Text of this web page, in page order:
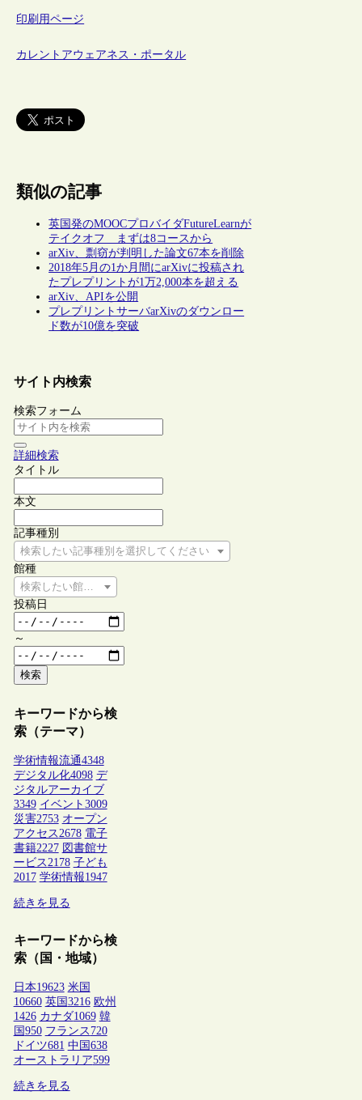
印刷用ページ
カレントアウェアネス・ポータル
類似の記事
英国発のMOOCプロバイダFutureLearnが
テイクオフ まずは8コースから
arXiv、剽窃が判明した論文67本を削除
2018年5月の1か月間にarXivに投稿され
たプレプリントが1万2,000本を超える
arXiv、APIを公開
プレプリントサーバarXivのダウンロー
ド数が10億を突破
サイト内検索
検索フォーム
詳細検索
タイトル
本文
記事種別
検索したい記事種別を選択してください
館種
検索したい館種を選択してください
投稿日
～
検索
キーワードから検
索（テーマ）
学術情報流通4348
デジタル化4098 デ
ジタルアーカイブ
3349 イベント 3009
災害2753 オープン
アクセス2678 電子
書籍2227 図書館サ
ービス2178 子ども
2017 学術情報1947
続きを見る
キーワードから検
索（国・地域）
日本19623 米国
10660 英国 3216 欧州
1426 カナダ1069 韓
国 950 フランス 720
ドイツ681 中国 638
オーストラリア599
続きを見る